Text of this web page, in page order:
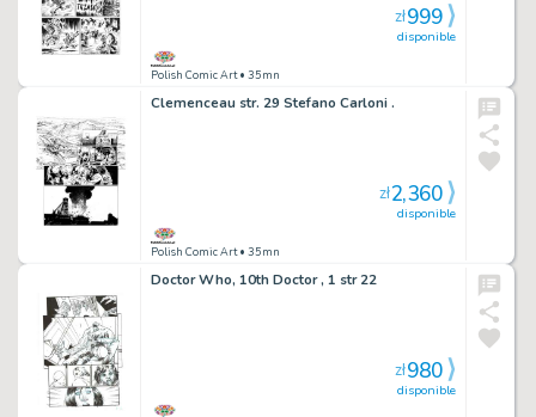
Polish Comic Art• 35mn
disponible
zł999
Clemenceau str. 29 Stefano Carloni .
Polish Comic Art• 35mn
disponible
zł2,360
Doctor Who, 10th Doctor , 1 str 22
disponible
zł980